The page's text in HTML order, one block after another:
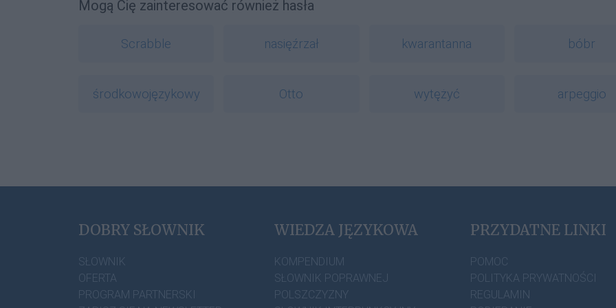
Mogą Cię zainteresować również hasła
Scrabble nasięźrzał kwarantanna bóbr
środkowojęzykowy Otto wytężyć arpeggio
DOBRY SŁOWNIK
SŁOWNIK
OFERTA
PROGRAM PARTNERSKI
WIEDZA JĘZYKOWA
KOMPENDIUM
SŁOWNIK POPRAWNEJ
POLSZCZYZNY
PRZYDATNE LINKI
POMOC
POLITYKA PRYWATNOŚCI
REGULAMIN